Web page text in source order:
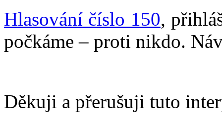
Hlasování číslo 150,
počkáme – proti nikdo.
Děkuji a přerušuji tuto